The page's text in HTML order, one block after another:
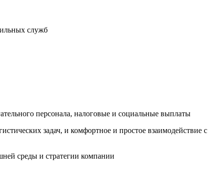
служб
персонала, налоговые и социальные выплаты
задач, и комфортное и простое взаимодействие с
среды и стратегии компании